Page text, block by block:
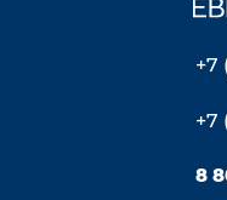
+7
+7
8